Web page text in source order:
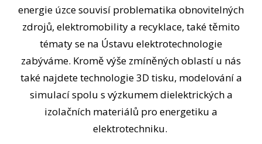
energie úzce souvisí problematika obnovitelných
zdrojů, elektromobility a recyklace, také těmito
tématy se na Ústavu elektrotechnologie
zabýváme. Kromě výše zmíněných oblastí u nás
také najdete technologie 3D tisku, modelování a
simulací spolu s výzkumem dielektrických a
izolačních materiálů pro energetiku a
elektrotechniku.